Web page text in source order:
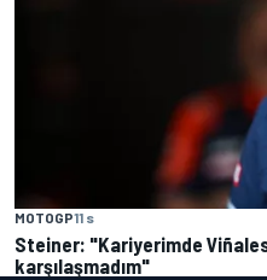
MOTOGP11 s
Steiner: "Kariyerimde
karşılaşmadım"